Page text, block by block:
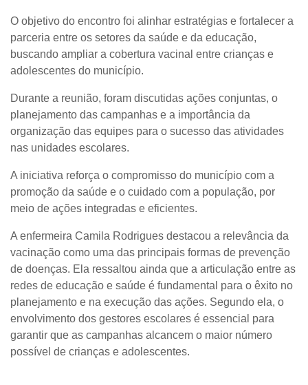
O objetivo do encontro foi alinhar estratégias e fortalecer a
parceria entre os setores da saúde e da educação,
buscando ampliar a cobertura vacinal entre crianças e
adolescentes do município.
Durante a reunião, foram discutidas ações conjuntas, o
planejamento das campanhas e a importância da
organização das equipes para o sucesso das atividades
nas unidades escolares.
A iniciativa reforça o compromisso do município com a
promoção da saúde e o cuidado com a população, por
meio de ações integradas e eficientes.
A enfermeira Camila Rodrigues destacou a relevância da
vacinação como uma das principais formas de prevenção
de doenças. Ela ressaltou ainda que a articulação entre as
redes de educação e saúde é fundamental para o êxito no
planejamento e na execução das ações. Segundo ela, o
envolvimento dos gestores escolares é essencial para
garantir que as campanhas alcancem o maior número
possível de crianças e adolescentes.